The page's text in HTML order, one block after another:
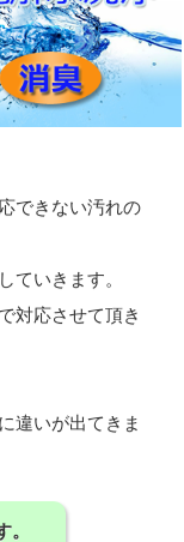
できない汚れの
ていきます。
対応させて頂き
違いが出てきま